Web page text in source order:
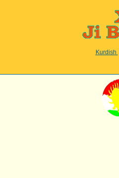
Kurdish